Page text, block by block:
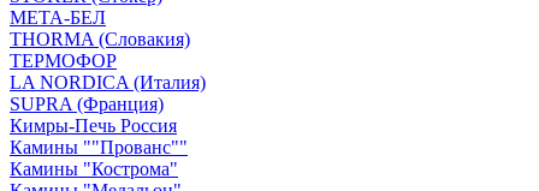
МЕТА-БЕЛ
THORMA (Словакия)
ТЕРМОФОР
LA NORDICA (Италия)
SUPRA (Франция)
Кимры-Печь Россия
Камины ""Прованс""
Камины "Кострома"